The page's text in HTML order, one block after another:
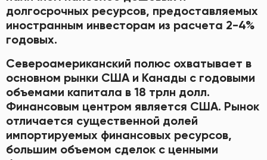
долгосрочных ресурсов, предоставляемых
иностранным инвесторам из расчета 2-4%
годовых.
Североамериканский полюс охватывает в
основном рынки США и Канады с годовыми
объемами капитала в 18 трлн долл.
Финансовым центром является США. Рынок
отличается существенной долей
импортируемых финансовых ресурсов,
большим объемом сделок с ценными